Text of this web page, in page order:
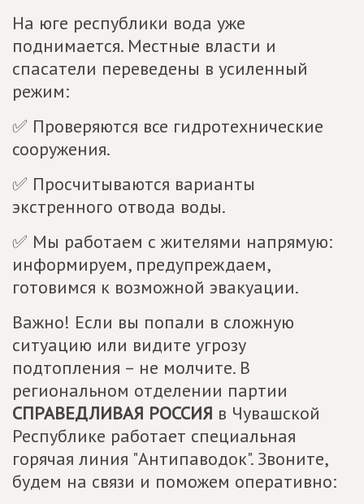
На юге республики вода уже
поднимается. Местные власти и
спасатели переведены в усиленный
режим:
✅ Проверяются все гидротехнические
сооружения.
✅ Просчитываются варианты
экстренного отвода воды.
✅ Мы работаем с жителями напрямую:
информируем, предупреждаем,
готовимся к возможной эвакуации.
Важно! Если вы попали в сложную
ситуацию или видите угрозу
подтопления – не молчите. В
региональном отделении партии
СПРАВЕДЛИВАЯ РОССИЯ в Чувашской
Республике работает специальная
горячая линия "Антипаводок". Звоните,
будем на связи и поможем оперативно: